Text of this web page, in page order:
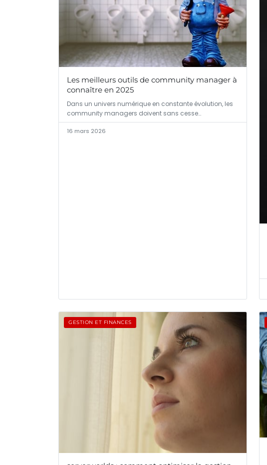
Les meilleurs outils de community manager à
connaître en 2025
Dans un univers numérique en constante évolution, les
community managers doivent sans cesse…
16 mars 2026
GESTION ET FINANCES